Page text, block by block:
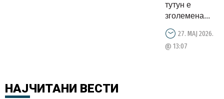
тутун е
зголемена...
27. МАЈ 2026.
@ 13:07
НАЈЧИТАНИ ВЕСТИ